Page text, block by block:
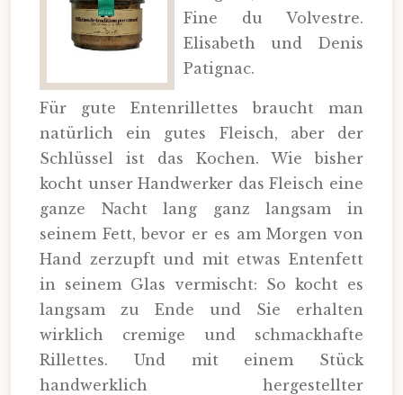
Fine du Volvestre.
Elisabeth und Denis
Patignac.
Für gute Entenrillettes braucht man
natürlich ein gutes Fleisch, aber der
Schlüssel ist das Kochen. Wie bisher
kocht unser Handwerker das Fleisch eine
ganze Nacht lang ganz langsam in
seinem Fett, bevor er es am Morgen von
Hand zerzupft und mit etwas Entenfett
in seinem Glas vermischt: So kocht es
langsam zu Ende und Sie erhalten
wirklich cremige und schmackhafte
Rillettes. Und mit einem Stück
handwerklich hergestellter